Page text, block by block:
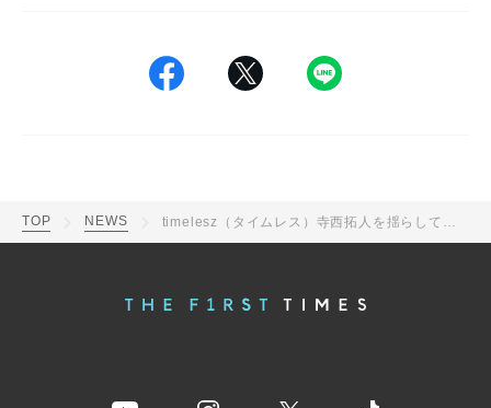
TOP NEWS timelesz（タイムレス）寺西拓人を揺らして楽しむ佐藤勝利！ふたりのやりとりにほっこりなハワイの思い出ショット公開